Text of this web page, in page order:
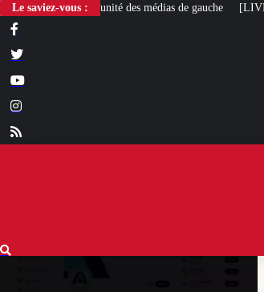
Le saviez-vous : [LIVRE] L’autobiographie